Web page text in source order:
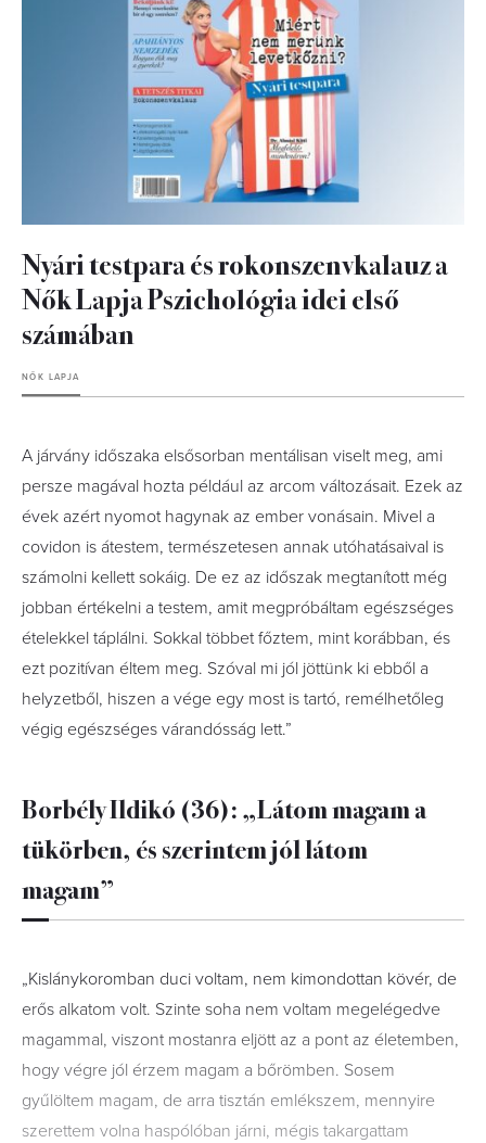
Nyári testpara és rokonszenvkalauz a
Nők Lapja Pszichológia idei első
számában
NŐK LAPJA
A járvány időszaka elsősorban mentálisan viselt meg, ami
persze magával hozta például az arcom változásait. Ezek az
évek azért nyomot hagynak az ember vonásain. Mivel a
covidon is átestem, természetesen annak utóhatásaival is
számolni kellett sokáig. De ez az időszak megtanított még
jobban értékelni a testem, amit megpróbáltam egészséges
ételekkel táplálni. Sokkal többet főztem, mint korábban, és
ezt pozitívan éltem meg. Szóval mi jól jöttünk ki ebből a
helyzetből, hiszen a vége egy most is tartó, remélhetőleg
végig egészséges várandósság lett.”
Borbély Ildikó (36): „Látom magam a
tükörben, és szerintem jól látom
magam”
„Kislánykoromban duci voltam, nem kimondottan kövér, de
erős alkatom volt. Szinte soha nem voltam megelégedve
magammal, viszont mostanra eljött az a pont az életemben,
hogy végre jól érzem magam a bőrömben. Sosem
gyűlöltem magam, de arra tisztán emlékszem, mennyire
szerettem volna haspólóban járni, mégis takargattam